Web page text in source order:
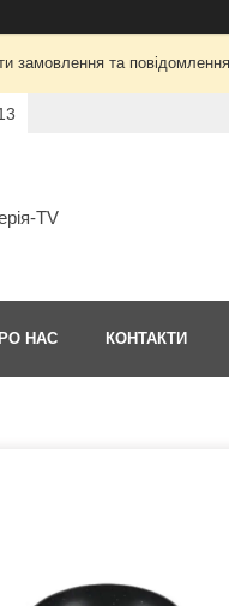
замовлення та
TV
НАС КОНТАКТИ